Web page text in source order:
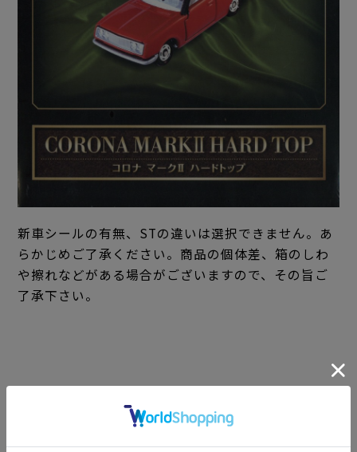
新車シールの有無、STの違いは選択できません。あ
らかじめご了承ください。商品の個体差、箱のしわ
や擦れなどがある場合がございますので、その旨ご
了承下さい。